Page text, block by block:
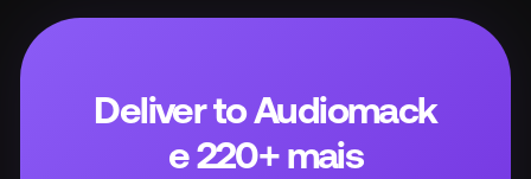
Deliver to Audiomack
e 220+ mais